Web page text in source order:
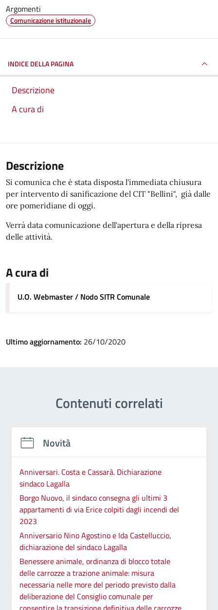
Argomenti
Comunicazione istituzionale
INDICE DELLA PAGINA
Descrizione
A cura di
Descrizione
Si comunica che è stata disposta l'immediata chiusura
per intervento di sanificazione del CIT "Bellini", già dalle
ore pomeridiane di oggi.
Verrà data comunicazione dell'apertura e della ripresa
delle attività.
A cura di
U.O. Webmaster / Nodo SITR Comunale
Ultimo aggiornamento: 26/10/2020
Contenuti correlati
Novità
Anniversari. Costa e Cassarà. Dichiarazione
sindaco Lagalla
Borgo Nuovo, il sindaco consegna gli ultimi 3
appartamenti di via Erice colpiti dagli incendi del
2023
Anniversario Nino Agostino e Ida Castelluccio,
dichiarazione del sindaco Lagalla
Benessere animale, ordinanza di blocco totale
delle carrozze a trazione animale: misura
necessaria nelle more del periodo previsto dalla
deliberazione del Consiglio comunale per